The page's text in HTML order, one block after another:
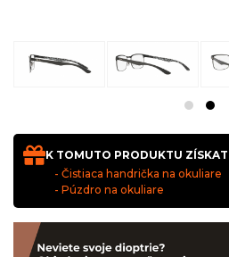
K TOMUTO PRODUKTU
- Čistiaca handrička na okuliare
- Púzdro na okuliare